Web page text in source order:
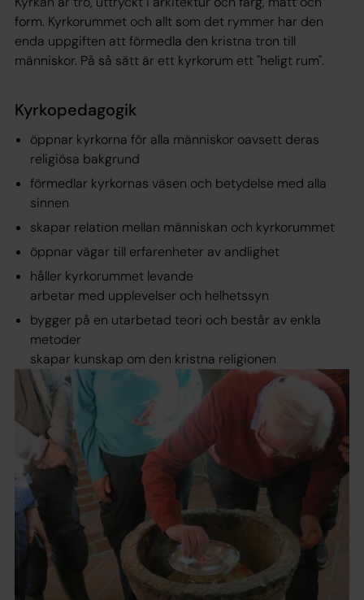
form. Kyrkorummet och allt som det rymmer har den
enda uppgiften att förmedla den kristna tron till
människor. På så sätt är ett kyrkorum ett "heligt rum".
Kyrkopedagogik​​
öppnar kyrkorna för alla människor oavsett deras
religiösa bakgrund
förmedlar kyrkornas väsen och betydelse med alla
sinnen
skapar relation mellan människan och kyrkorummet
öppnar vägar till erfarenheter av andlighet
håller kyrkorummet levande
arbetar med upplevelser och helhetssyn
bygger på en utarbetad teori och består av enkla
metoder
skapar kunskap om den kristna religionen